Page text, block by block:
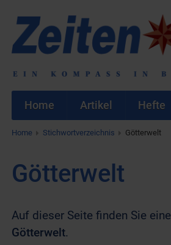
Home Artikel Hefte
Home Stichwortverzeichnis Götterwelt
Götterwelt
Auf dieser Seite finden Sie
Götterwelt.